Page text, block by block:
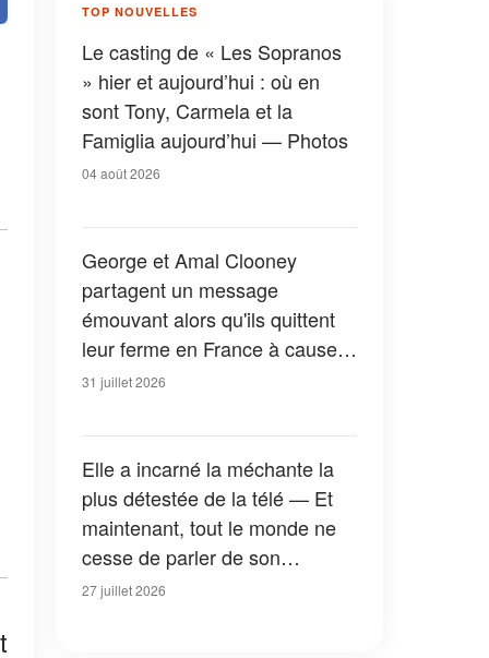
TOP NOUVELLES
Le casting de « Les Sopranos
» hier et aujourd’hui : où en
sont Tony, Carmela et la
Famiglia aujourd’hui — Photos
04 août 2026
George et Amal Clooney
partagent un message
émouvant alors qu'ils quittent
leur ferme en France à cause
des feux de forêt — Tous les
31 juillet 2026
Elle a incarné la méchante la
plus détestée de la télé — Et
maintenant, tout le monde ne
cesse de parler de son
apparition dans la nouvelle
27 juillet 2026